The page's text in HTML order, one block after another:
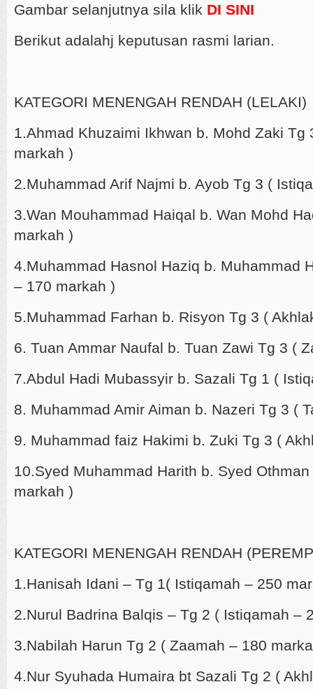
Gambar selanjutnya sila klik DI SINI
Berikut adalahj keputusan rasmi larian.
KATEGORI MENENGAH RENDAH (LELAKI)
1.Ahmad Khuzaimi Ikhwan b. Mohd Zaki Tg
markah )
2.Muhammad Arif Najmi b. Ayob Tg 3 (
3.Wan Mouhammad Haiqal b. Wan Mohd
markah )
4.Muhammad Hasnol Haziq b. Muhammad
– 170 markah )
5.Muhammad Farhan b. Risyon Tg 3 (
6. Tuan Ammar Naufal b. Tuan Zawi Tg 3 (
7.Abdul Hadi Mubassyir b. Sazali Tg 1 (
8. Muhammad Amir Aiman b. Nazeri Tg 3 (
9. Muhammad faiz Hakimi b. Zuki Tg 3 (
10.Syed Muhammad Harith b. Syed
markah )
KATEGORI MENENGAH RENDAH
1.Hanisah Idani – Tg 1( Istiqamah – 250
2.Nurul Badrina Balqis – Tg 2 ( Istiqamah –
3.Nabilah Harun Tg 2 ( Zaamah – 180
4.Nur Syuhada Humaira bt Sazali Tg 2 (